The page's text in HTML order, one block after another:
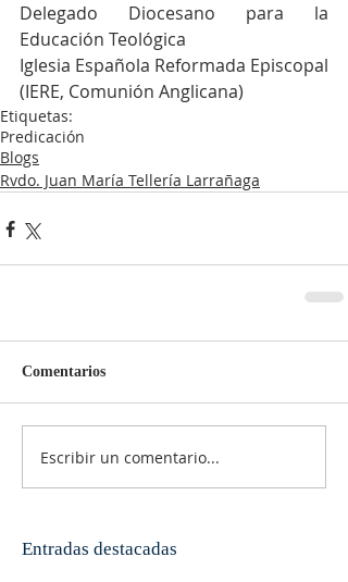
Delegado Diocesano para la
Educación Teológica
Iglesia Española Reformada Episcopal
(IERE, Comunión Anglicana)
Etiquetas:
Predicación
Blogs
Rvdo. Juan María Tellería Larrañaga
Comentarios
Escribir un comentario...
Entradas destacadas